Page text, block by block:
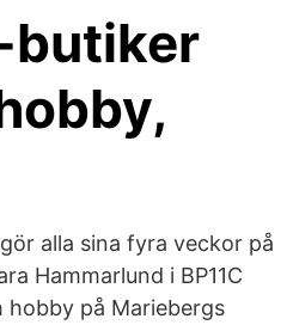
butiker
alla sina fyra veckor på
Hammarlund i BP11C
hobby på Mariebergs